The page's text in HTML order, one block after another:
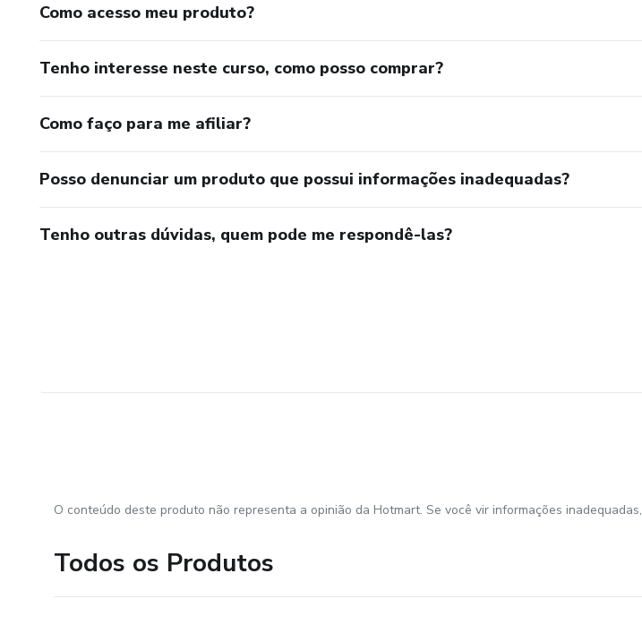
Como acesso meu produto?
Tenho interesse neste curso, como posso comprar?
Como faço para me afiliar?
Posso denunciar um produto que possui informações inadequadas?
Tenho outras dúvidas, quem pode me respondê-las?
O conteúdo deste produto não representa a opinião da Hotmart. Se você vir informações inadequadas,
Todos os Produtos